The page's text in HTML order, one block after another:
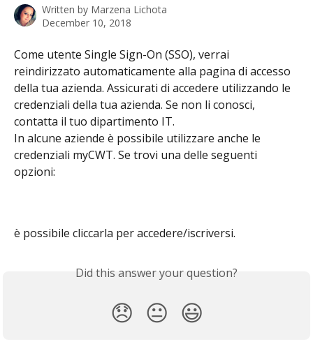
Written by Marzena Lichota
December 10, 2018
Come utente Single Sign-On (SSO), verrai
reindirizzato automaticamente alla pagina di accesso
della tua azienda. Assicurati di accedere utilizzando le
credenziali della tua azienda. Se non li conosci,
contatta il tuo dipartimento IT.
In alcune aziende è possibile utilizzare anche le
credenziali myCWT. Se trovi una delle seguenti
opzioni:
è possibile cliccarla per accedere/iscriversi.
Did this answer your question?
😞 😐 😃